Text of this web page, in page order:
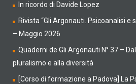
In ricordo di Davide Lopez
Rivista “Gli Argonauti. Psicoanalisi e
– Maggio 2026
Quaderni de Gli Argonauti N° 37 –
pluralismo e alla diversità
[Corso di formazione a Padova] La